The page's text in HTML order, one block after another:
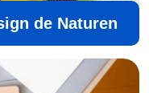
de Naturen